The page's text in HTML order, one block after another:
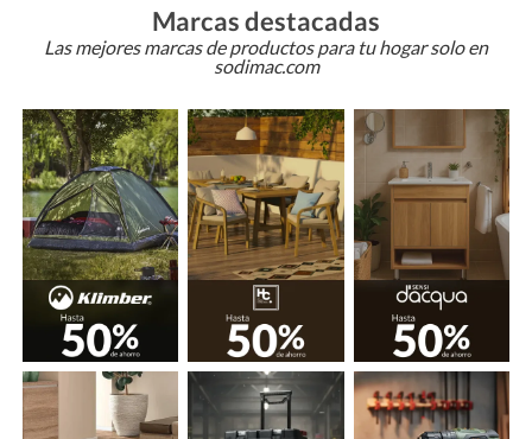
Marcas destacadas
Las mejores marcas de productos para tu hogar solo en
sodimac.com